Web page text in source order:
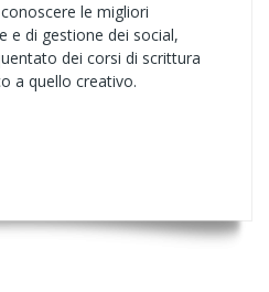
le migliori
e di gestione dei social,
dei corsi di scrittura
a quello creativo.